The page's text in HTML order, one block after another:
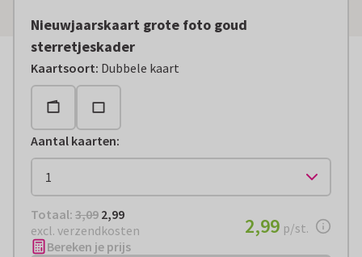
Nieuwjaarskaart grote foto goud
sterretjeskader
Kaartsoort: Dubbele kaart
Aantal kaarten:
Totaal: € 2,99
Totaal: 3,09 2,99
excl. verzendkosten
€ 2,99per stuk
2,99 p/st.
Bereken je prijs